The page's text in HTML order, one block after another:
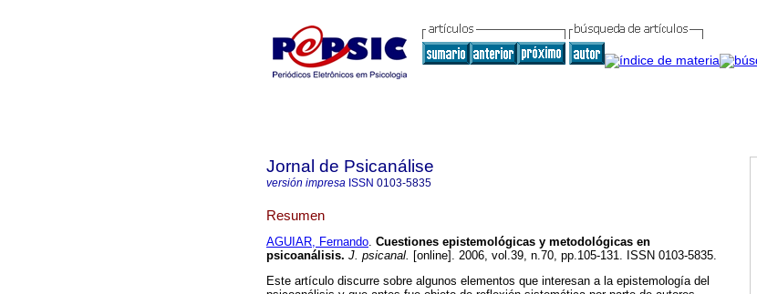
Jornal de Psicanálise
versión impresa ISSN 0103-5835
Resumen
AGUIAR, Fernando. Cuestiones epistemológicas y metodológicas en
psicoanálisis. J. psicanal. [online]. 2006, vol.39, n.70, pp.105-131. ISSN 0103-5835.
Este artículo discurre sobre algunos elementos que interesan a la epistemología del